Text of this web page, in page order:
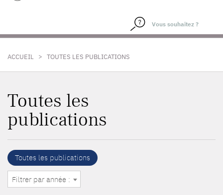
ACCUEIL > TOUTES LES PUBLICATIONS
Toutes les
publications
Toutes les publications
Filtrer par année :